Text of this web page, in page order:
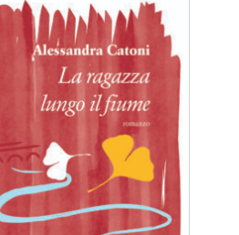
Aggiungi
alla lista
dei
desideri